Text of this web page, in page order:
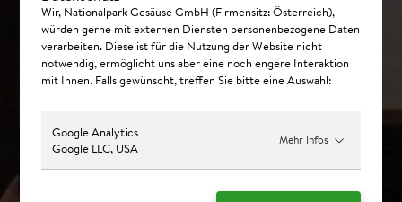
Wir, Nationalpark Gesäuse GmbH (Firmensitz: Österreich),
würden gerne mit externen Diensten personenbezogene Daten
verarbeiten. Diese ist für die Nutzung der Website nicht
notwendig, ermöglicht uns aber eine noch engere Interaktion
mit Ihnen. Falls gewünscht, treffen Sie bitte eine Auswahl:
Google Analytics
Google LLC, USA
Mehr Infos